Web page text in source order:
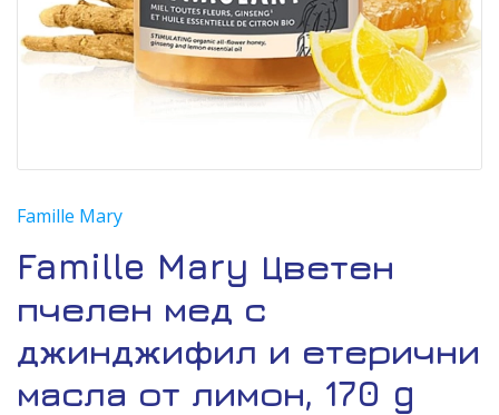
Famille Mary
Famille Mary Цветен
пчелен мед с
джинджифил и етерични
масла от лимон, 170 g